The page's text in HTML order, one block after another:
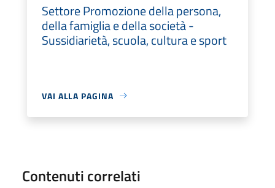
Settore Promozione della persona,
della famiglia e della società -
Sussidiarietà, scuola, cultura e sport
VAI ALLA PAGINA
Contenuti correlati